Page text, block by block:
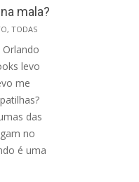
mala?
, TODAS
levo
me
das
no
é uma